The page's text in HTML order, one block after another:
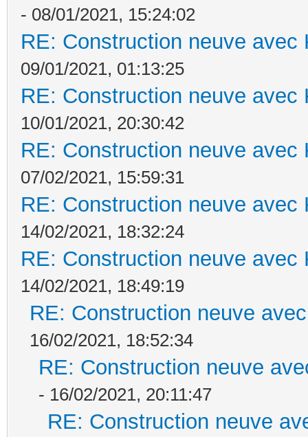
- 08/01/2021, 15:24:02
RE: Construction neuve avec
09/01/2021, 01:13:25
RE: Construction neuve avec
10/01/2021, 20:30:42
RE: Construction neuve avec
07/02/2021, 15:59:31
RE: Construction neuve avec
14/02/2021, 18:32:24
RE: Construction neuve avec
14/02/2021, 18:49:19
RE: Construction neuve
16/02/2021, 18:52:34
RE: Construction neuve
- 16/02/2021, 20:11:47
RE: Construction neuve